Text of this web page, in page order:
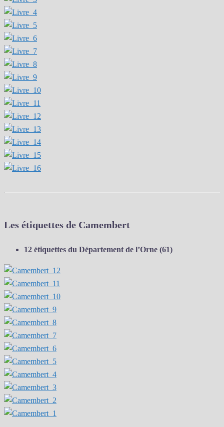
Les étiquettes de Camembert
12 étiquettes du Département de l’Orne (61)